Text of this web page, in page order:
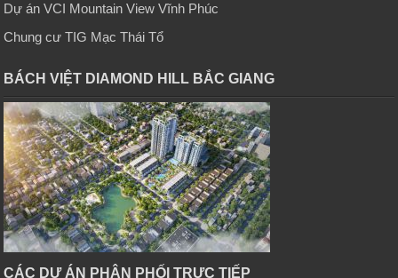
Dự án VCI Mountain View Vĩnh Phúc
Chung cư TIG Mạc Thái Tổ
BÁCH VIỆT DIAMOND HILL BẮC GIANG
CÁC DỰ ÁN PHÂN PHỐI TRỰC TIẾP